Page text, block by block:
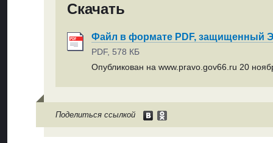
Скачать
Файл в формате PDF, защищенный
PDF, 578 КБ
Опубликован на www.pravo.gov66.ru 20
Поделиться ссылкой